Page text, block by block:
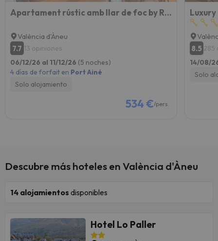
Apartament rústic amb llar de foc by RURAL D'ÀNEU
València d'Àneu
7.7 13 opiniones
06/12/26 al 11/12/26 (5 noches)
4 días de forfait en Port Ainé
Solo alojamiento
534 €/pers.
Luxury
8.5 285
14/08/
Solo
Descubre más hoteles en València d'Àneu
14 alojamientos disponibles
Hotel Lo Paller